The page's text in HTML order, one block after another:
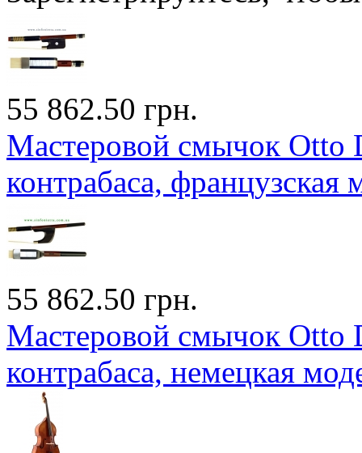
55 862.50 грн.
Мастеровой смычок Otto
контрабаса, французская
55 862.50 грн.
Мастеровой смычок Otto
контрабаса, немецкая